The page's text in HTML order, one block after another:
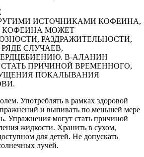
ИСТОЧНИКАМИ КОФЕИНА,
КОФЕИНА МОЖЕТ
РАЗДРАЖИТЕЛЬНОСТИ,
СЛУЧАЕВ,
Β-АЛАНИН
ПРИЧИНОЙ ВРЕМЕННОГО,
ПОКАЛЫВАНИЯ
Употреблять в рамках здоровой
и выпивать по меньшей мере
Упражнения могут стать причиной
жидкости. Хранить в сухом,
для детей. Не допускать
лучей.